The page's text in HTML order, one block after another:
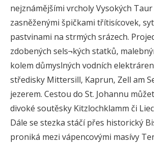
nejznámějšími vrcholy Vysokých Taur
zasněženými špičkami třítisícovek,
pastvinami na strmých srázech.
zdobených sels¬kých statků,
kolem důmyslných vodních
středisky Mittersill, Kaprun, Zell am
jezerem. Cestou do St. Johannu
divoké soutěsky Kitzlochklamm či
Dále se stezka stáčí přes historický
proniká mezi vápencovými masívy